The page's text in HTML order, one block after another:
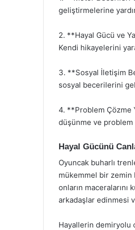
geliştirmelerine
2. **Hayal Gücü ve
Kendi hikayelerini
3. **Sosyal İletişim
sosyal becerilerini
4. **Problem Çözme
düşünme ve
Hayal Gücünü
Oyuncak buharlı
mükemmel bir zemin
onların
arkadaşlar edinmesi
Hayallerin demiryolu